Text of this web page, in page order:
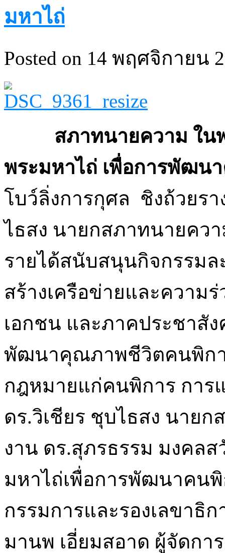
มหาไถ่
Posted on 14 พฤศจิกายน
สภาทนายความ ในพ
พระมหาไถ่ เพื่อการพัฒน
โบว์ลิ่งการกุศล ชิงถ้วยรา
ไธสง นายกสภาทนายคว
รายได้สนับสนุนกิจกรรมล
สร้างเครือข่ายและความ
เอกชน และภาคประชาสั
พัฒนาคุณภาพชีวิตคนพิกา
กฎหมายแก่คนพิการ การ
ดร.วิเชียร ชุบไธสง นาย
งาน ดร.สุภรธรรม มงคล
มหาไถ่เพื่อการพัฒนาคน
กรรมการและรองเลขาธิ
มานพ เอี่ยมสอาด ผู้จัดกา